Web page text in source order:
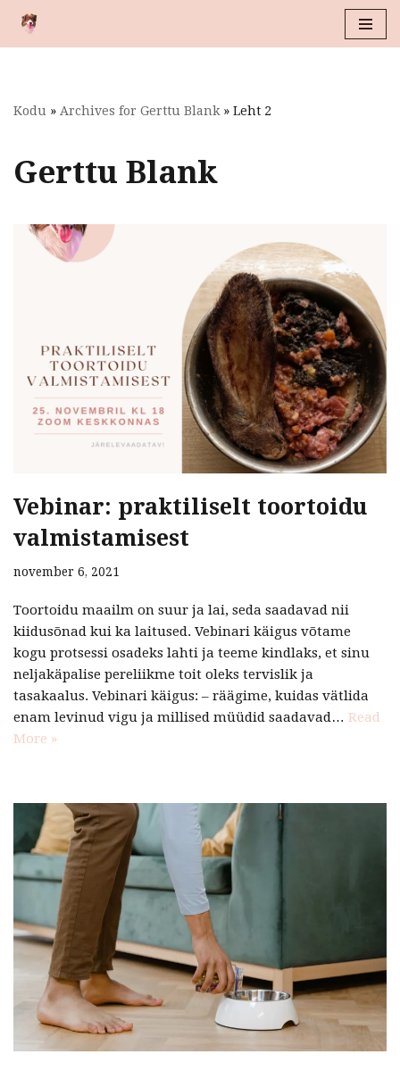
Skip
Kodu » Archives for Gerttu Blank » Leht 2
Gerttu Blank
Vebinar: praktiliselt toortoidu
valmistamisest
november 6, 2021
Toortoidu maailm on suur ja lai, seda saadavad nii
kiidusõnad kui ka laitused. Vebinari käigus võtame
kogu protsessi osadeks lahti ja teeme kindlaks, et sinu
neljakäpalise pereliikme toit oleks tervislik ja
tasakaalus. Vebinari käigus: – räägime, kuidas vätlida
enam levinud vigu ja millised müüdid saadavad… Read
More »